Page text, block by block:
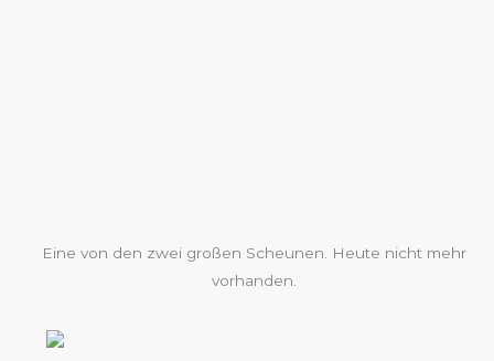
Eine von den zwei großen Scheunen. Heute nicht mehr
vorhanden.